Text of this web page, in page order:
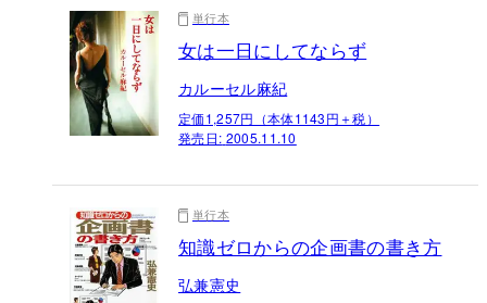
単行本
女は一日にしてならず
カルーセル麻紀
定価1,257円（本体1143円＋税）
発売日: 2005.11.10
単行本
知識ゼロからの企画書の書き方
弘兼憲史